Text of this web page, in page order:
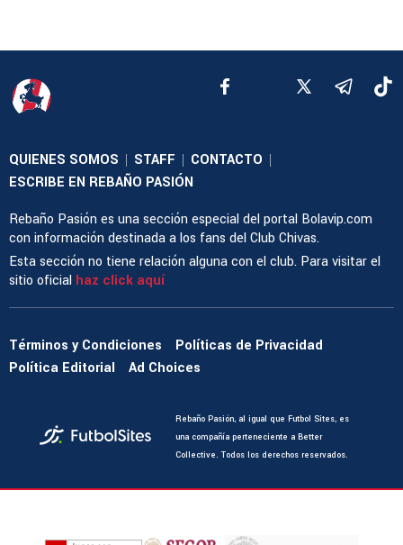
QUIENES SOMOS STAFF CONTACTO
ESCRIBE EN REBAÑO PASIÓN
Rebaño Pasión es una sección especial del portal Bolavip.com
con información destinada a los fans del Club Chivas.
Esta sección no tiene relación alguna con el club. Para visitar el
sitio oficial haz click aquí
Términos y Condiciones
Políticas de Privacidad
Política Editorial
Ad Choices
Rebaño Pasión, al igual que Futbol Sites, es
una compañía perteneciente a Better
Collective. Todos los derechos reservados.